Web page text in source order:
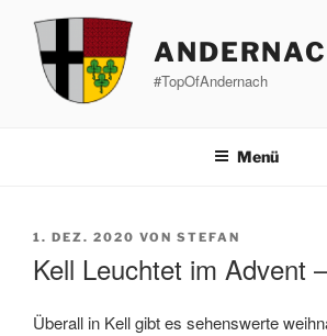
Inhalt
springen
#TopOfAndernach
Menü
VERÖFFENTLICHT
1. DEZ. 2020 VON STEFAN
Kell Leuchtet im Advent
Überall in Kell gibt es sehenswerte